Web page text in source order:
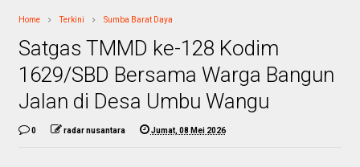
Home Terkini Sumba Barat Daya
Satgas TMMD ke-128 Kodim
1629/SBD Bersama Warga Bangun
Jalan di Desa Umbu Wangu
0 radar nusantara Jumat, 08 Mei 2026